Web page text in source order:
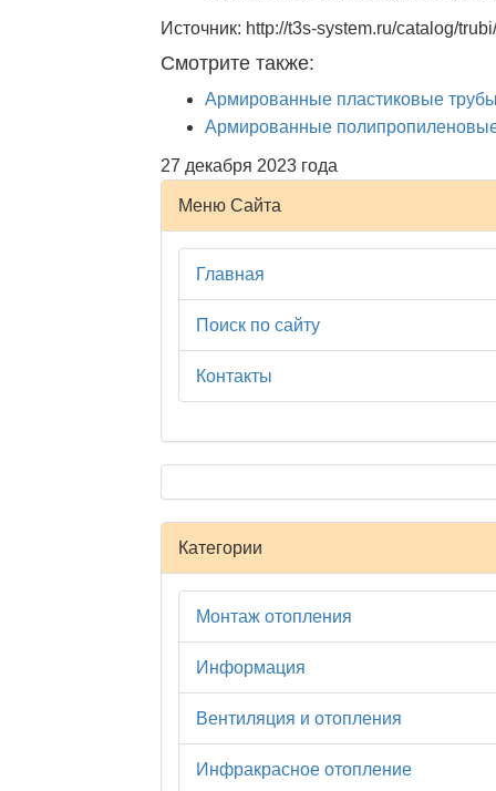
Источник: http://t3s-system.ru/catalog/
Смотрите также:
Армированные пластиковые
Армированные
27 декабря 2023 года
Меню Сайта
Главная
Поиск по сайту
Контакты
Категории
Монтаж отопления
Информация
Вентиляция и отопления
Инфракрасное отопление